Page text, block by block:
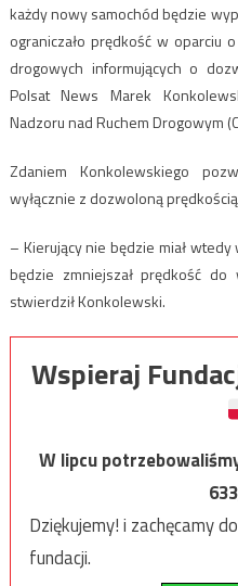
każdy nowy samochód będzie
ograniczało prędkość w oparciu
drogowych informujących o
Polsat News Marek
Nadzoru nad Ruchem Drogowym
Zdaniem Konkolewskiego
wyłącznie z dozwoloną
– Kierujący nie będzie miał
będzie zmniejszał prędkość
stwierdził Konkolewski.
Wspieraj
W lipcu
Dziękujemy! i zachęcamy
fundacji.